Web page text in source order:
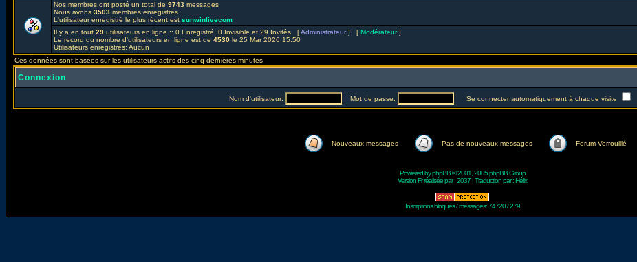
Nos membres ont posté un total de 9743 messages
Nous avons 3503 membres enregistrés
L'utilisateur enregistré le plus récent est sunwinlivecom
Il y a en tout 29 utilisateurs en ligne :: 0 Enregistré, 0 Invisible et 29 Invités [Administrateur] [ Modérateur]
Le record du nombre d'utilisateurs en ligne est de 4530 le 25 Mar 2026 15:50
Utilisateurs enregistrés: Aucun
Ces données sont basées sur les utilisateurs actifs des cinq dernières minutes
Connexion
Nom d'utilisateur: Mot de passe: Se connecter automatiquement à chaque visite
Nouveaux messages Pas de nouveaux messages Forum Verrouillé
Powered byphpBB© 2001, 2005 phpBB Group
Version Fr réalisée par :2037 | Traduction par :Hélix
Inscriptions bloqués / messages: 74720 / 279